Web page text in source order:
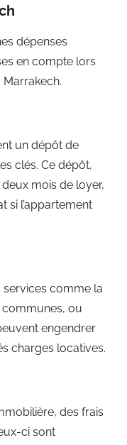
dépenses
en compte lors
Marrakech.
un dépôt de
clés. Ce dépôt,
mois de loyer,
si l’appartement
services comme la
ou
engendrer
charges locatives.
des frais
ci sont